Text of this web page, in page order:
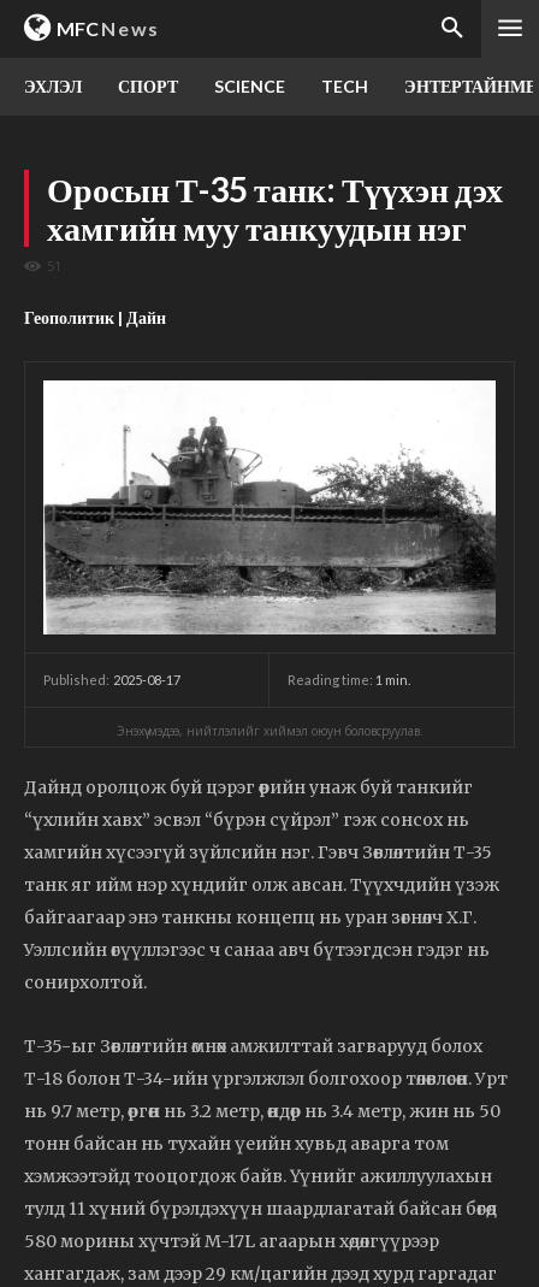
MFCNews
ЭХЛЭЛ СПОРТ SCIENCE TECH
Оросын Т-35 танк: Түүхэн дэх
хамгийн муу танкуудын нэг
51
Геополитик | Дайн
Published: 2025-08-17 Reading time: 1 min.
Энэхүү мэдээ, нийтлэлийг хиймэл оюун боловсруулав.
Дайнд оролцож буй цэрэг өөрийн унаж буй танкийг
“үхлийн хавх” эсвэл “бүрэн сүйрэл” гэж сонсох нь
хамгийн хүсээгүй зүйлсийн нэг. Гэвч Зөвлөлтийн Т-35
танк яг ийм нэр хүндийг олж авсан. Түүхчдийн үзэж
байгаагаар энэ танкны концепц нь уран зөгнөлч Х.Г.
Уэллсийн өгүүллэгээс ч санаа авч бүтээгдсэн гэдэг нь
сонирхолтой.
Т-35-ыг Зөвлөлтийн өмнөх амжилттай загварууд болох
Т-18 болон Т-34-ийн үргэлжлэл болгохоор төлөвлөсөн. Урт
нь 9.7 метр, өргөн нь 3.2 метр, өндөр нь 3.4 метр, жин нь 50
тонн байсан нь тухайн үеийн хувьд аварга том
хэмжээтэйд тооцогдож байв. Үүнийг ажиллуулахын
тулд 11 хүний бүрэлдэхүүн шаардлагатай байсан бөгөөд
580 морины хүчтэй M-17L агаарын хөдөлгүүрээр
хангагдаж, зам дээр 29 км/цагийн дээд хурд гаргадаг